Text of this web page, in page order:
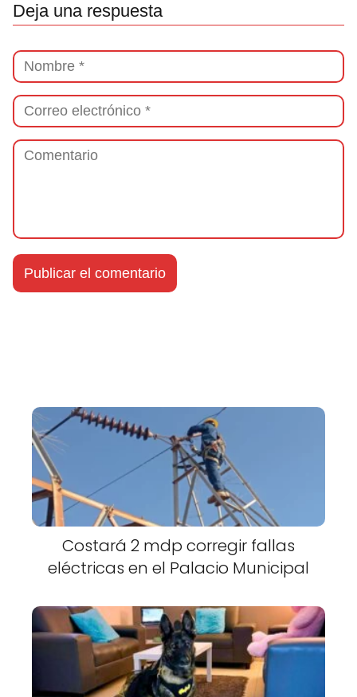
Deja una respuesta
Costará 2 mdp corregir fallas
eléctricas en el Palacio Municipal